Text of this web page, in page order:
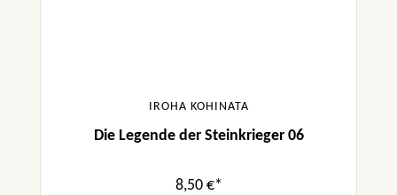
IROHA KOHINATA
Die Legende der Steinkrieger 06
8,50 €*